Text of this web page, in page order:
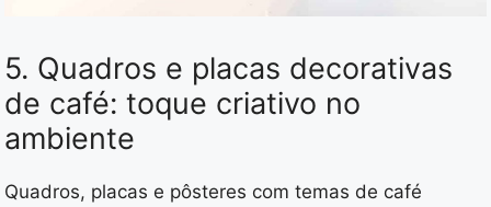
5. Quadros e placas decorativas
de café: toque criativo no
ambiente
Quadros, placas e pôsteres com temas de café